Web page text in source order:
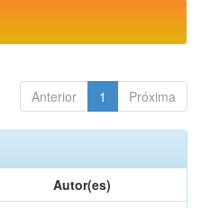
Anterior 1 Próxima
Autor(es)